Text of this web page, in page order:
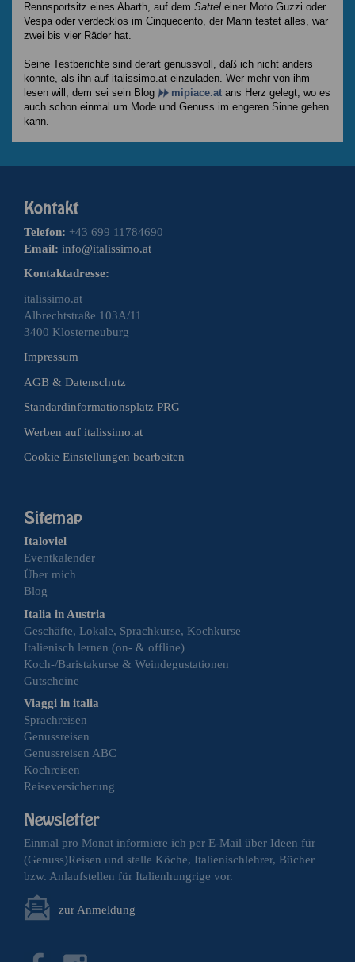
Rennsportsitz eines Abarth, auf dem Sattel einer Moto Guzzi oder
Vespa oder verdecklos im Cinquecento, der Mann testet alles, war
zwei bis vier Räder hat.
Seine Testberichte sind derart genussvoll, daß ich nicht anders
konnte, als ihn auf italissimo.at einzuladen. Wer mehr von ihm
lesen will, dem sei sein Blog
mipiace.at ans Herz gelegt, wo es
auch schon einmal um Mode und Genuss im engeren Sinne gehen
kann.
Telefon: +43 699 11784690
Email: info@italissimo.at
Kontaktadresse:
italissimo.at
Albrechtstraße 103A/11
3400 Klosterneuburg
Impressum
AGB & Datenschutz
Standardinformationsplatz PRG
Werben auf italissimo.at
Cookie Einstellungen bearbeiten
Italoviel
Eventkalender
Über mich
Blog
Italia in Austria
Geschäfte, Lokale, Sprachkurse, Kochkurse
Italienisch lernen (on- & offline)
Koch-/Baristakurse & Weindegustationen
Gutscheine
Viaggi in italia
Sprachreisen
Genussreisen
Genussreisen ABC
Kochreisen
Reiseversicherung
Einmal pro Monat informiere ich per E-Mail über Ideen für
(Genuss)Reisen und stelle Köche, Italienischlehrer, Bücher
bzw. Anlaufstellen für Italienhungrige vor.
zur Anmeldung